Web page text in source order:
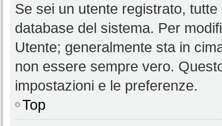
Se sei un utente registrato,
database del sistema. Per
Utente; generalmente sta in
non essere sempre vero.
impostazioni e le preferenze.
Top